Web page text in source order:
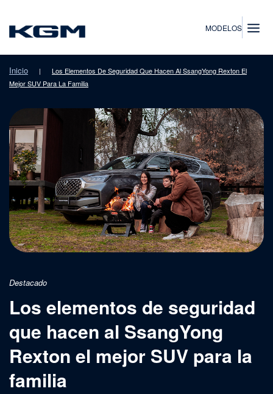
SsangYongMODELOS
Inicio |
Los Elementos De Seguridad Que Hacen Al SsangYong Rexton El
Mejor SUV Para La Familia
Destacado
Los elementos de seguridad
que hacen al SsangYong
Rexton el mejor SUV para la
familia